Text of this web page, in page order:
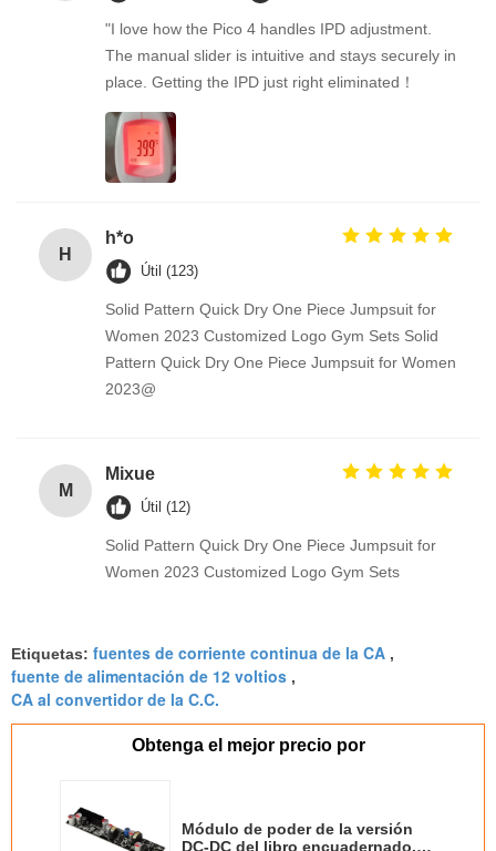
"I love how the Pico 4 handles IPD adjustment.
The manual slider is intuitive and stays securely in
place. Getting the IPD just right eliminated！
H
h*o
Útil (123)
Solid Pattern Quick Dry One Piece Jumpsuit for
Women 2023 Customized Logo Gym Sets Solid
Pattern Quick Dry One Piece Jumpsuit for Women
2023@
M
Mixue
Útil (12)
Solid Pattern Quick Dry One Piece Jumpsuit for
Women 2023 Customized Logo Gym Sets
Etiquetas: fuentes de corriente continua de la CA ,
fuente de alimentación de 12 voltios ,
CA al convertidor de la C.C.
Obtenga el mejor precio por
Módulo de poder de la versión
DC-DC del libro encuadernado,